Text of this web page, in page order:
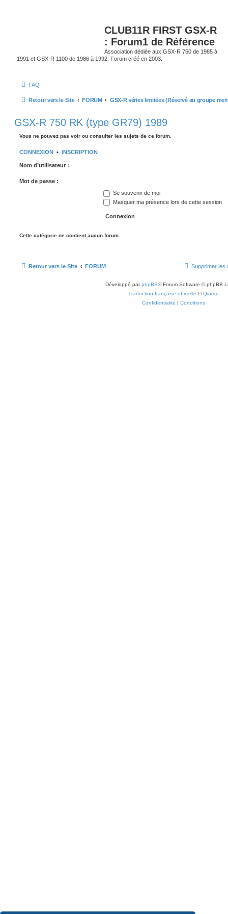
CLUB11R FIRST GSX-R
: Forum1 de Référence
Association dédiée aux GSX-R 750 de 1985 à
1991 et GSX-R 1100 de 1986 à 1992. Forum créé en 2003.
FAQ
Retour vers le Site FORUM GSX-R séries limitées (Réservé au groupe
GSX-R 750 RK (type GR79) 1989
Vous ne pouvez pas voir ou consulter les sujets de ce forum.
CONNEXION • INSCRIPTION
Nom d’utilisateur :
Mot de passe :
Se souvenir de moi
Masquer ma présence lors de cette session
Cette catégorie ne contient aucun forum.
Retour vers le Site FORUM Supprimer les
Développé parphpBB® Forum Software © phpBB
Traduction française officielle ©Qiaeru
Confidentialité | Conditions